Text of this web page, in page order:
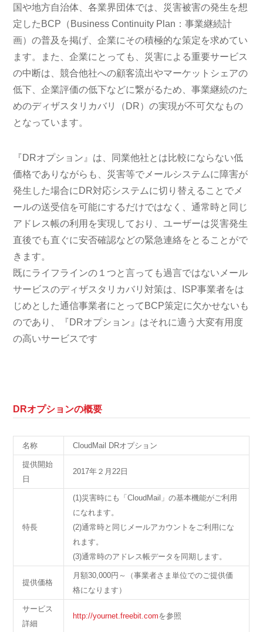
国や地方自治体、各業界団体では、災害被害の発生を想
定したBCP（Business Continuity Plan：事業継続計
画）の普及を掲げ、企業にその積極的な策定を求めてい
ます。また、企業にとっても、災害による重要サービス
の中断は、競合他社への顧客流出やマーケットシェアの
低下、企業評価の低下などに繋がるため、事業継続のた
めのディザスタリカバリ（DR）の実現が不可欠なもの
となっています。
『DRオプション』は、同業他社とは比較にならない低
価格でありながらも、災害等でメールシステムに障害が
発生した場合にDR対応システムに切り替えることでメ
ールの送受信を可能にするだけではなく、通常時と同じ
アドレス帳の利用を実現しており、ユーザーは災害発生
直後でも直ぐに安否確認などの緊急連絡をとることがで
きます。
既にライフラインの１つと言っても過言ではないメール
サービスのディザスタリカバリ対策は、ISP事業者をは
じめとした通信事業者にとってBCP策定に欠かせないも
のであり、『DRオプション』はそれに適う大変有用度
の高いサービスです
DRオプションの概要
名称 CloudMail DRオプション
提供開始
日
2017年２月22日
特長
(1)災害時にも「CloudMail」の基本機能がご利用
になれます。
(2)通常時と同じメールアカウントをご利用にな
れます。
(3)通常時のアドレス帳データを同期します。
提供価格
月額30,000円～（事業者さま単位でのご提供価
格になります）
サービス
詳細
http://yournet.freebit.comを参照